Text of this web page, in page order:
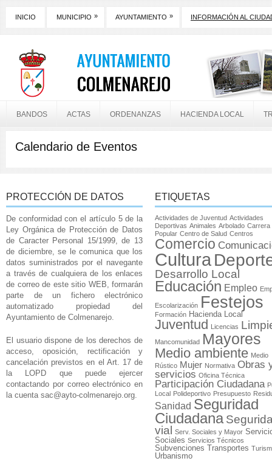
INICIO MUNICIPIO » AYUNTAMIENTO » INFORMACIÓN AL
BANDOS ACTAS ORDENANZAS HACIENDA LOCAL
Calendario de Eventos
PROTECCIÓN DE DATOS
De conformidad con el artículo 5 de la
Ley Orgánica de Protección de Datos
de Caracter Personal 15/1999, de 13
de diciembre, se le comunica que los
datos suministrados por el navegante
a través de cualquiera de los enlaces
de correo de este sitio WEB, formarán
parte de un fichero electrónico
automatizado propiedad del
Ayuntamiento de Colmenarejo.
El usuario dispone de los derechos de
acceso, oposición, rectificación y
cancelación previstos en el Art. 17 de
la LOPD que puede ejercer
contactando por correo electrónico en
la cuenta sac@ayto-colmenarejo.org.
ETIQUETAS
Actividades de Juventud Actividades
Deportivas Animales Arbolado Carrera
Popular Centro de Salud Centros
Comercio
Cultura
Desarrollo Local
Educación Empleo
Escolarización Festejos
Formación Hacienda Local
Juventud Licencias
Mancomunidad Mayores
Medio ambiente Medio
Rústico Mujer Normativa Obras
servicios Oficina Técnica
Participación Ciudadana
Local Polideportivo Presupuesto
Sanidad Seguridad
Ciudadana
vial
Serv. Sociales y Mayor
Sociales Servicios Técnicos
Subvenciones Transportes
Urbanismo